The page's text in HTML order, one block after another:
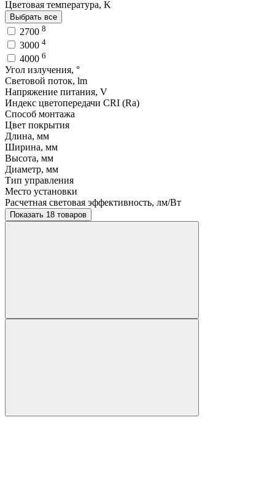
Цветовая температура, K
Выбрать все
2700 8
3000 4
4000 6
Угол излучения, °
Световой поток, lm
Напряжение питания, V
Индекс цветопередачи CRI (Ra)
Способ монтажа
Цвет покрытия
Длина, мм
Ширина, мм
Высота, мм
Диаметр, мм
Тип управления
Место установки
Расчетная световая эффективность, лм/Вт
Показать 18 товаров